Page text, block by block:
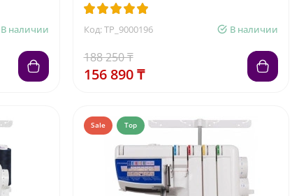
В наличии Код: TP_9000196 В наличии
188 250 ₸
156 890 ₸
Sale Top